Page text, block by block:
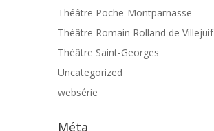
Théâtre Poche-Montparnasse
Théâtre Romain Rolland de Villejuif
Théâtre Saint-Georges
Uncategorized
websérie
Méta